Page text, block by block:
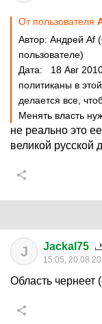
От пользователя
Автор: Андрей
пользователе)
Дата: 18 Авг
политиканы в
делается все,
Менять власть
не реально это
великой русской
J Jackal75
15:05,
Область чернеет